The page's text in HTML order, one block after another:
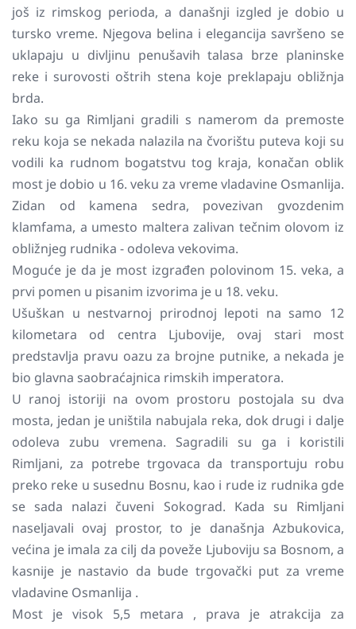
još iz rimskog perioda, a današnji izgled je dobio u
tursko vreme. Njegova belina i elegancija savršeno se
uklapaju u divljinu penušavih talasa brze planinske
reke i surovosti oštrih stena koje preklapaju obližnja
brda.
Iako su ga Rimljani gradili s namerom da premoste
reku koja se nekada nalazila na čvorištu puteva koji su
vodili ka rudnom bogatstvu tog kraja, konačan oblik
most je dobio u 16. veku za vreme vladavine Osmanlija.
Zidan od kamena sedra, povezivan gvozdenim
klamfama, a umesto maltera zalivan tečnim olovom iz
obližnjeg rudnika - odoleva vekovima.
Moguće je da je most izgrađen polovinom 15. veka, a
prvi pomen u pisanim izvorima je u 18. veku.
Ušuškan u nestvarnoj prirodnoj lepoti na samo 12
kilometara od centra Ljubovije, ovaj stari most
predstavlja pravu oazu za brojne putnike, a nekada je
bio glavna saobraćajnica rimskih imperatora.
U ranoj istoriji na ovom prostoru postojala su dva
mosta, jedan je uništila nabujala reka, dok drugi i dalje
odoleva zubu vremena. Sagradili su ga i koristili
Rimljani, za potrebe trgovaca da transportuju robu
preko reke u susednu Bosnu, kao i rude iz rudnika gde
se sada nalazi čuveni Sokograd. Kada su Rimljani
naseljavali ovaj prostor, to je današnja Azbukovica,
većina je imala za cilj da poveže Ljuboviju sa Bosnom, a
kasnije je nastavio da bude trgovački put za vreme
vladavine Osmanlija .
Most je visok 5,5 metara , prava je atrakcija za